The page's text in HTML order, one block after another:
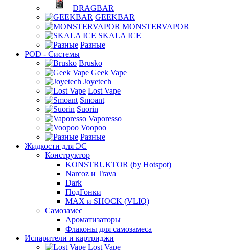
DRAGBAR
GEEKBAR
MONSTERVAPOR
SKALA ICE
Разные
POD - Системы
Brusko
Geek Vape
Joyetech
Lost Vape
Smoant
Suorin
Vaporesso
Voopoo
Разные
Жидкости для ЭС
Конструктор
KONSTRUKTOR (by Hotspot)
Narcoz и Trava
Dark
ПодГонки
MAX и SHOCK (VLIQ)
Самозамес
Ароматизаторы
Флаконы для самозамеса
Испарители и картриджи
Lost Vape